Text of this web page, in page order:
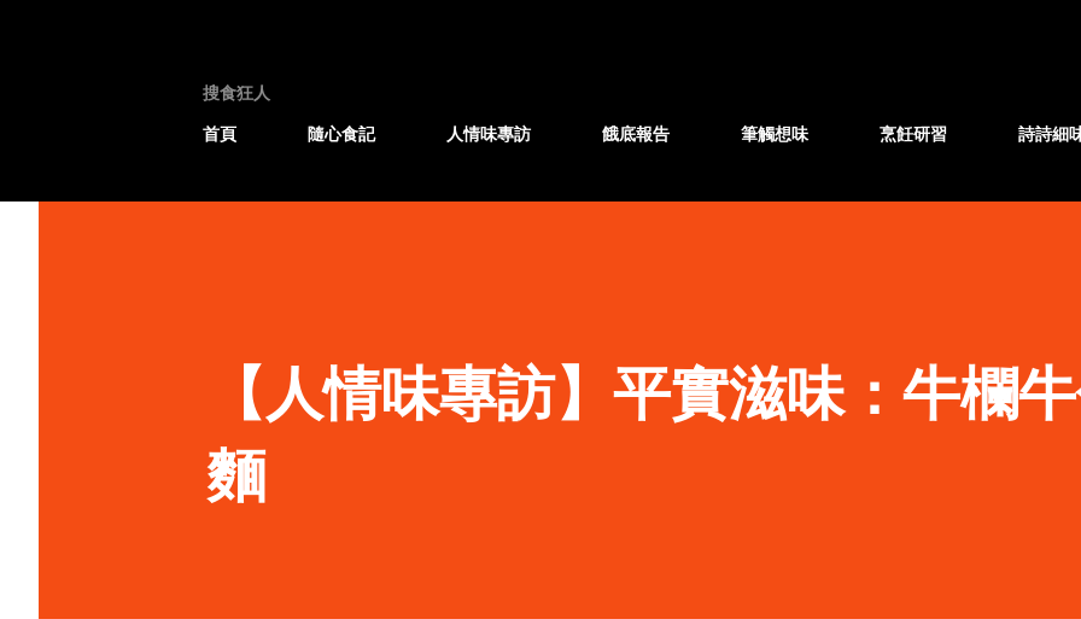
搜食狂人
首頁
隨心食記 人情味專訪 餓底報告 筆觸想味 烹飪研習 詩詩細
【人情味專訪】平實滋味：牛欄
麵